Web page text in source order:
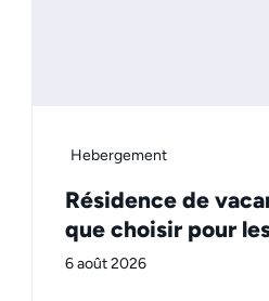
Hebergement
Résidence de
que choisir pour
6 août 2026